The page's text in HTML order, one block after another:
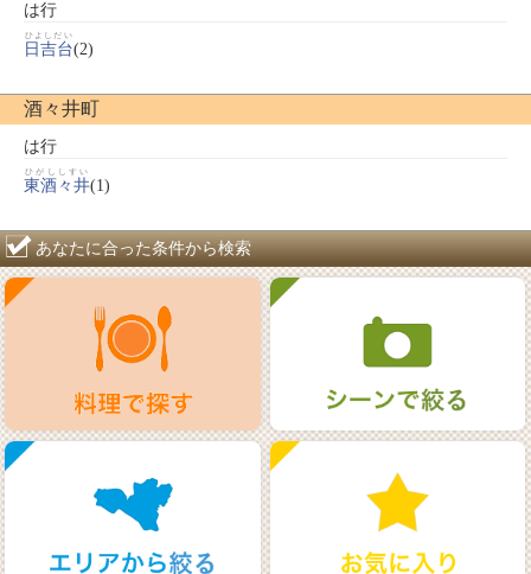
は行
日吉台
ひよしだい
(2)
酒々井町
は行
東酒々井
ひがししすい
(1)
あなたに合った条件から検索